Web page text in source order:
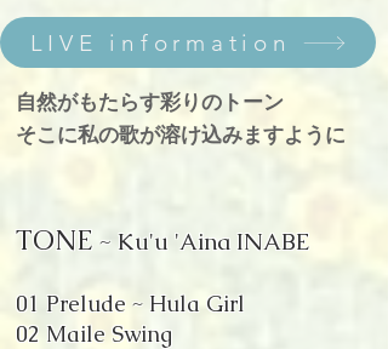
LIVE information
自然がもたらす彩りのトーン
そこに私の歌が溶け込みますように
TONE ~ Ku'u 'Aina INABE
01 Prelude ~ Hula Girl
02 Maile Swing